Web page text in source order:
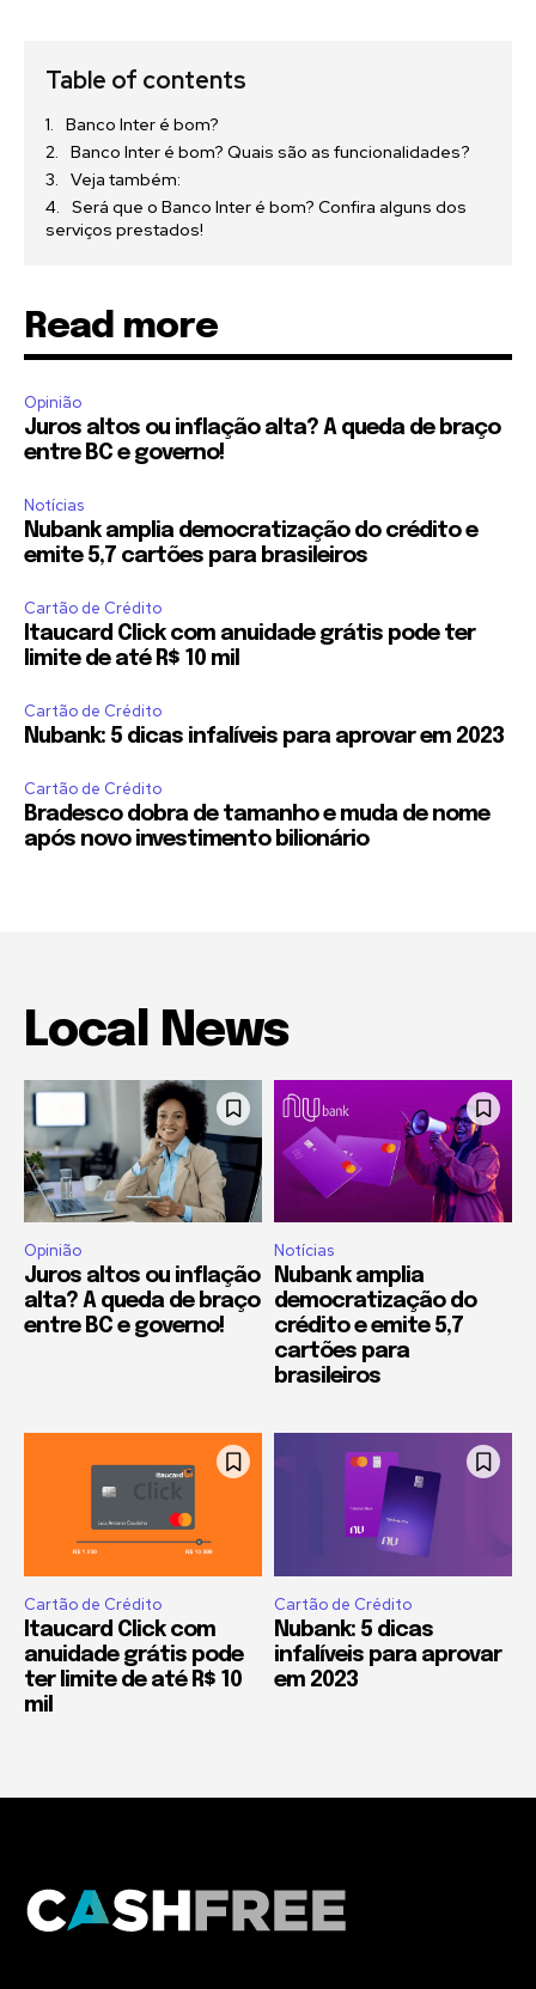
Table of contents
Banco Inter é bom?
Banco Inter é bom? Quais são as funcionalidades?
Veja também:
Será que o Banco Inter é bom? Confira alguns dos
serviços prestados!
Read more
Opinião
Juros altos ou inflação alta? A queda de braço
entre BC e governo!
Notícias
Nubank amplia democratização do crédito e
emite 5,7 cartões para brasileiros
Cartão de Crédito
Itaucard Click com anuidade grátis pode ter
limite de até R$ 10 mil
Cartão de Crédito
Nubank: 5 dicas infalíveis para aprovar em 2023
Cartão de Crédito
Bradesco dobra de tamanho e muda de nome
após novo investimento bilionário
Local News
Opinião
Juros altos ou inflação
alta? A queda de braço
entre BC e governo!
Notícias
Nubank amplia
democratização do
crédito e emite 5,7
cartões para
brasileiros
Cartão de Crédito
Itaucard Click com
anuidade grátis pode
ter limite de até R$ 10
mil
Cartão de Crédito
Nubank: 5 dicas
infalíveis para aprovar
em 2023